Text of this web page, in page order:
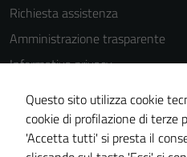
Richiesta assistenza
Amministrazione trasparente
Informativa privacy
Cookie Policy
Note legali
Dichiarazione di accessibilità
Questo sito utilizza cookie
cookie di profilazione di terze
'Accetta tutti' si presta il